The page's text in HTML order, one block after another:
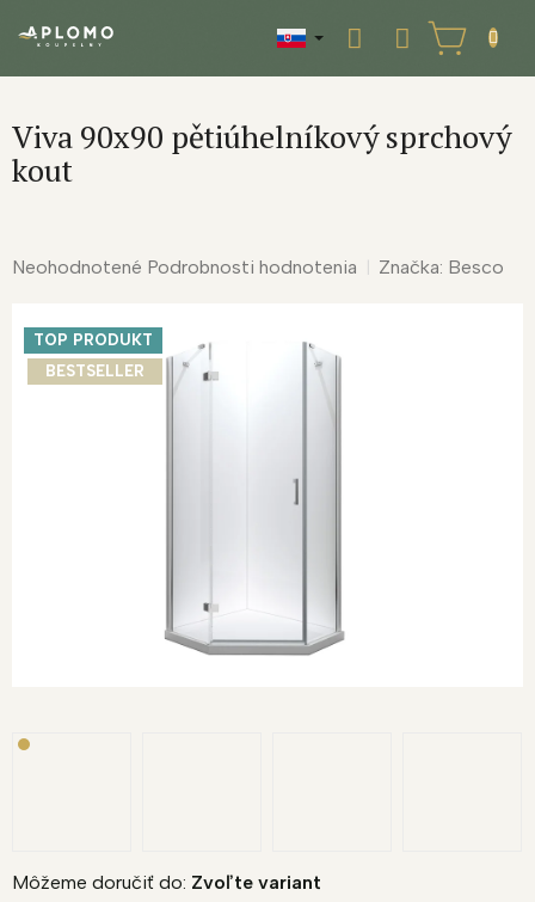
NÁKUPNÝ
KOŠÍK
Viva 90x90 pětiúhelníkový sprchový
kout
Priemerné
Neohodnotené Podrobnosti hodnotenia Značka: Besco
TOP PRODUKT
BESTSELLER
Môžeme doručiť do: Zvoľte variant